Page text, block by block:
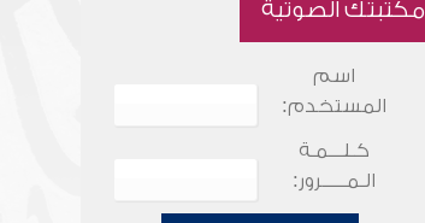
مكتبتك الصوتية
اسم
المستخدم:
كـلـــمـة
الـمـــــرور: